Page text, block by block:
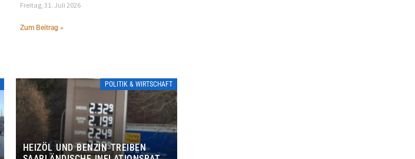
Freitag, 31. Juli 2026
Zum Beitrag »
POLITIK & WIRTSCHAFT
HEIZÖL UND BENZIN TREIBEN